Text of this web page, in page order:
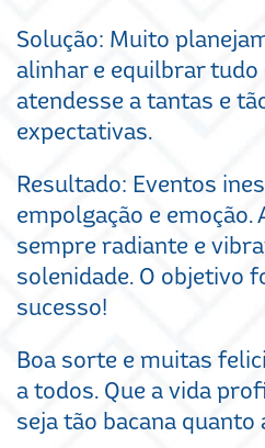
Solução: Muito
alinhar e equilbrar
atendesse a tantas e
expectativas.
Resultado: Eventos
empolgação e emoção.
sempre radiante e
solenidade. O objetivo
sucesso!
Boa sorte e muitas
a todos. Que a vida
seja tão bacana